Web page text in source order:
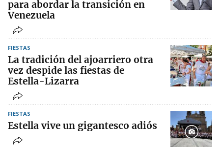
para abordar la transición en
Venezuela
FIESTAS
La tradición del ajoarriero otra
vez despide las fiestas de
Estella-Lizarra
FIESTAS
Estella vive un gigantesco adiós